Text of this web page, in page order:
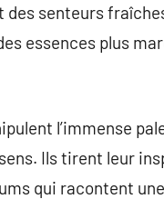
senteurs
essences plus
l’immense
Ils tirent leur
qui racontent